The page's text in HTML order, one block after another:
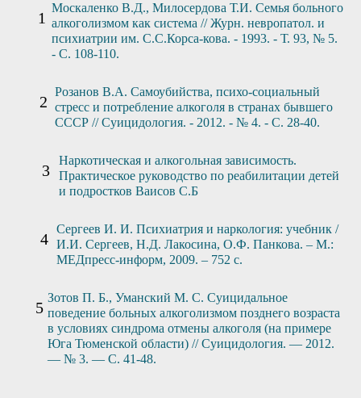
Москаленко В.Д., Милосердова Т.И. Семья больного
алкоголизмом как система // Журн. невропатол. и
психиатрии им. С.С.Корса-кова. - 1993. - Т. 93, № 5.
- С. 108-110.
Розанов В.А. Самоубийства, психо-социальный
стресс и потребление алкоголя в странах бывшего
СССР // Суицидология. - 2012. - № 4. - С. 28-40.
Наркотическая и алкогольная зависимость.
Практическое руководство по реабилитации детей
и подростков Ваисов С.Б
Сергеев И. И. Психиатрия и наркология: учебник /
И.И. Сергеев, Н.Д. Лакосина, О.Ф. Панкова. – М.:
МЕДпресс-информ, 2009. – 752 с.
Зотов П. Б., Уманский М. С. Суицидальное
поведение больных алкоголизмом позднего возраста
в условиях синдрома отмены алкоголя (на примере
Юга Тюменской области) // Суицидология. — 2012.
— № 3. — С. 41-48.